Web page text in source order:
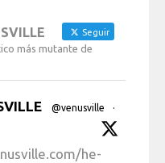
Seguir
más mutante de
@venusville
·
he-